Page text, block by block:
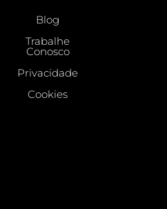
Blog
Trabalhe
Conosco
Privacidade
Cookies